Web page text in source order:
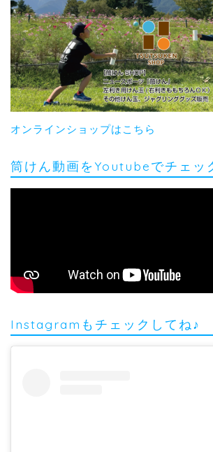
オンラインショップはこちら
筒けん動画をYoutubeでチェッ
Instagramもチェックしてね♪